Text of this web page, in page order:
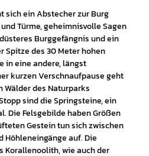
sich ein Abstecher zur Burg
Türme, geheimnisvolle Sagen
Burggefängnis und ein
Spitze des 30 Meter hohen
in eine andere, längst
kurzen Verschnaufpause geht
des Naturparks
sind die Springsteine, ein
Die Felsgebilde haben Größen
Gestein tun sich zwischen
Höhleneingänge auf. Die
Korallenoolith, wie auch der